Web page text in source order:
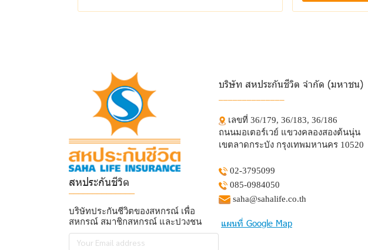
สหประกันชีวิต
บริษัทประกันชีวิตของสหกรณ์ เพื่อ
สหกรณ์ สมาชิกสหกรณ์ และปวงชน
บริษัท สหประกันชีวิต จำกัด (มหาชน)
เลขที่ 36/179, 36/183, 36/186
ถนนมอเตอร์เวย์ แขวงคลองสองต้นนุ่น
เขตลาดกระบัง กรุงเทพมหานคร 10520
02-3795099
085-0984050
saha@sahalife.co.th
แผนที่ Google Map